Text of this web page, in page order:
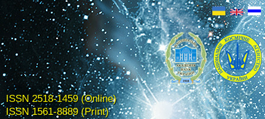
ISSN 2518-1459 (Online)
ISSN 1561-8889 (Print)